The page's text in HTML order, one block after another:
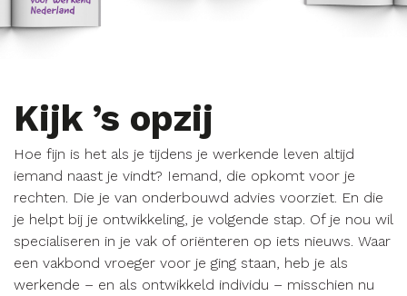
Kijk ’s opzij
Hoe fijn is het als je tijdens je werkende leven altijd
iemand naast je vindt? Iemand, die opkomt voor je
rechten. Die je van onderbouwd advies voorziet. En die
je helpt bij je ontwikkeling, je volgende stap. Of je nou wil
specialiseren in je vak of oriënteren op iets nieuws. Waar
een vakbond vroeger voor je ging staan, heb je als
werkende – en als ontwikkeld individu – misschien nu